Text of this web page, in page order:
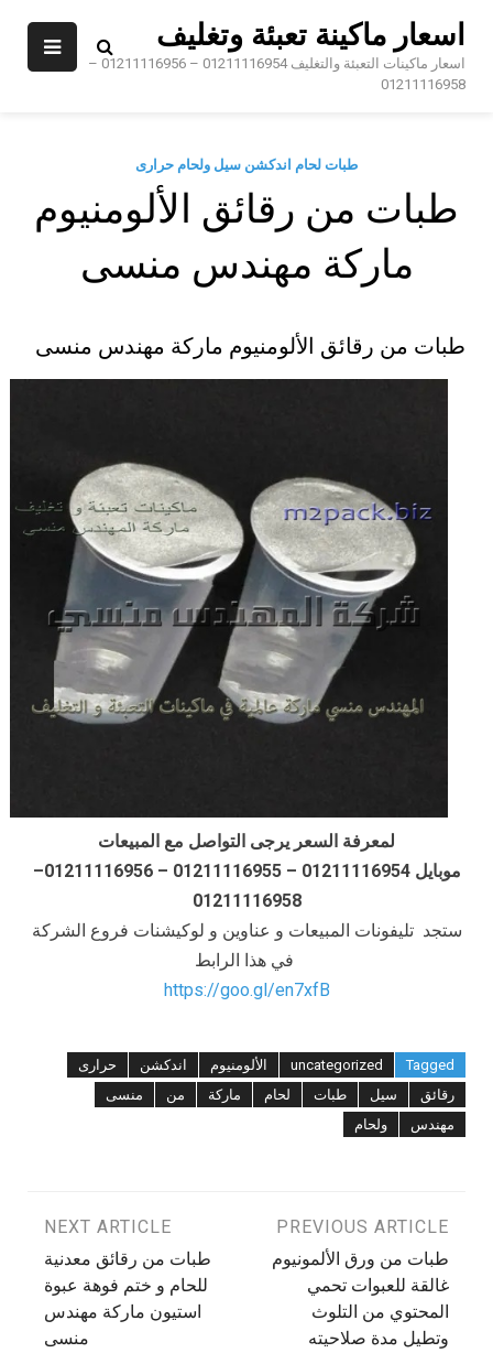
اسعار ماكينة تعبئة وتغليف
اسعار ماكينات التعبئة والتغليف 01211116954 – 01211116956 –
01211116958
طبات لحام اندكشن سيل ولحام حرارى
طبات من رقائق الألومنيوم
ماركة مهندس منسى
طبات من رقائق الألومنيوم ماركة مهندس منسى
لمعرفة السعر يرجى التواصل مع المبيعات
موبايل 01211116954 – 01211116955 – 01211116956–
01211116958
ستجد تليفونات المبيعات و عناوين و لوكيشنات فروع الشركة
في هذا الرابط
https://goo.gl/en7xfB
Tagged
uncategorized الألومنيوم اندكشن
حرارى
رقائق
سيل طبات لحام ماركة من
منسى
مهندس
ولحام
تصفّح
المقالات
PREVIOUS ARTICLE
طبات من ورق الألمونيوم
غالقة للعبوات تحمي
المحتوي من التلوث
وتطيل مدة صلاحيته
NEXT ARTICLE
طبات من رقائق معدنية
للحام و ختم فوهة عبوة
استيون ماركة مهندس
منسى